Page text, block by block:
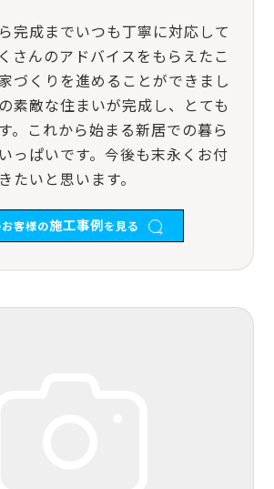
完成までいつも丁寧に対応して
さんのアドバイスをもらえたこ
づくりを進めることができまし
素敵な住まいが完成し、とても
。これから始まる新居での暮ら
っぱいです。今後も末永くお付
たいと思います。
お客様の施工事例 を見る